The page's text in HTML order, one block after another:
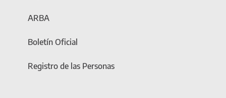
ARBA
Boletín Oficial
Registro de las Personas